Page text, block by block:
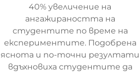
40% увеличение на
ангажираността на
студентите по време на
експериментите. Подобрена
яснота и по-точни резултати
вдъхновиха студентите да